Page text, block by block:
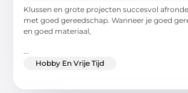
Klussen en grote projecten succesvol
met goed gereedschap. Wanneer je goed
en goed materiaal,
Hobby En Vrije Tijd